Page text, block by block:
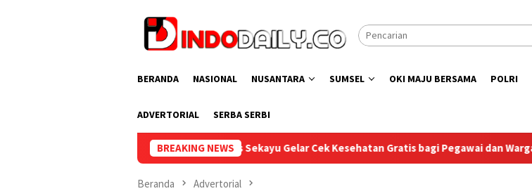
BERANDA NASIONAL NUSANTARA SUMSEL OKI MAJU BERSAMA POLRI
ADVERTORIAL SERBA SERBI
BREAKING NEWS
Lapas Sekayu Gelar Cek Kesehatan Gratis bagi Pegawai dan Warga Binaan Sambut HUT RI ke-81
Beranda Advertorial